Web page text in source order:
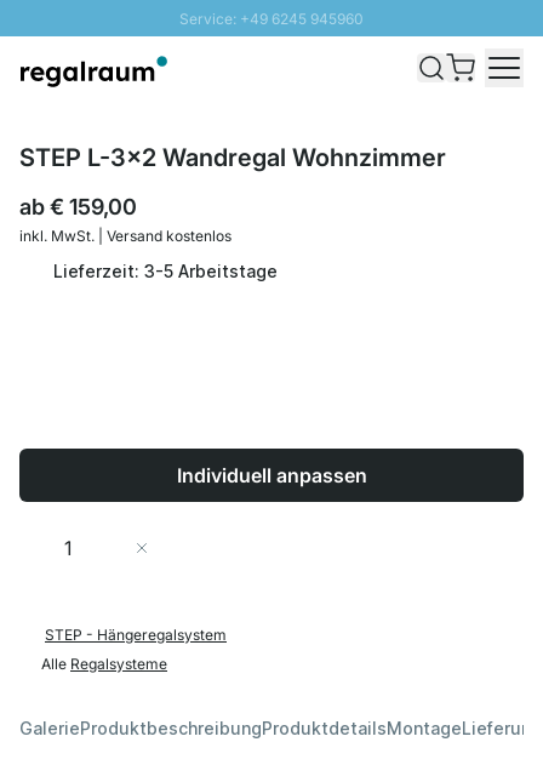
Service: +49 6245 945960
Schnelle Lieferung - Gratis Versand ab 100€
STEP L-3x2 Wandregal Wohnzimmer
ab€ 159,00
inkl. MwSt. | Versand kostenlos
Lieferzeit: 3-5 Arbeitstage
Individuell anpassen
Menge
STEP - Hängeregalsystem
Alle Regalsysteme
GalerieProduktbeschreibungProduktdetailsMontage